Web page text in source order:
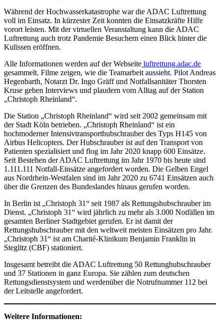
Während der Hochwasserkatastrophe war die ADAC Luftrettung
voll im Einsatz. In kürzester Zeit konnten die Einsatzkräfte Hilfe
vorort leisten. Mit der virtuellen Veranstaltung kann die ADAC
Luftrettung auch trotz Pandemie Besuchern einen Blick hinter die
Kulissen eröffnen.
Alle Informationen werden auf der Webseite luftrettung.adac.de
gesammelt. Filme zeigen, wie die Teamarbeit aussieht. Pilot Andreas
Hegenbarth, Notarzt Dr. Ingo Gräff und Notfallsanitäter Thorsten
Kruse geben Interviews und plaudern vom Alltag auf der Station
„Christoph Rheinland“.
Die Station „Christoph Rheinland“ wird seit 2002 gemeinsam mit
der Stadt Köln betrieben. „Christoph Rheinland“ ist ein
hochmoderner Intensivtransporthubschrauber des Typs H145 von
Airbus Helicopters. Der Hubschrauber ist auf den Transport von
Patienten spezialisiert und flog im Jahr 2020 knapp 600 Einsätze.
Seit Bestehen der ADAC Luftrettung im Jahr 1970 bis heute sind
1.111.111 Notfall-Einsätze angefordert worden. Die Gelben Engel
aus Nordrhein-Westfalen sind im Jahr 2020 zu 6741 Einsätzen auch
über die Grenzen des Bundeslandes hinaus gerufen worden.
In Berlin ist „Christoph 31“ seit 1987 als Rettungshubschrauber im
Dienst. „Christoph 31“ wird jährlich zu mehr als 3.000 Notfällen im
gesamten Berliner Stadtgebiet gerufen. Er ist damit der
Rettungshubschrauber mit den weltweit meisten Einsätzen pro Jahr.
„Christoph 31“ ist am Charité-Klinikum Benjamin Franklin in
Steglitz (CBF) stationiert.
Insgesamt betreibt die ADAC Luftrettung 50 Rettunghubschrauber
und 37 Stationen in ganz Europa. Sie zählen zum deutschen
Rettungsdienstsystem und werdenüber die Notrufnummer 112 bei
der Leitstelle angefordert.
Weitere Informationen: